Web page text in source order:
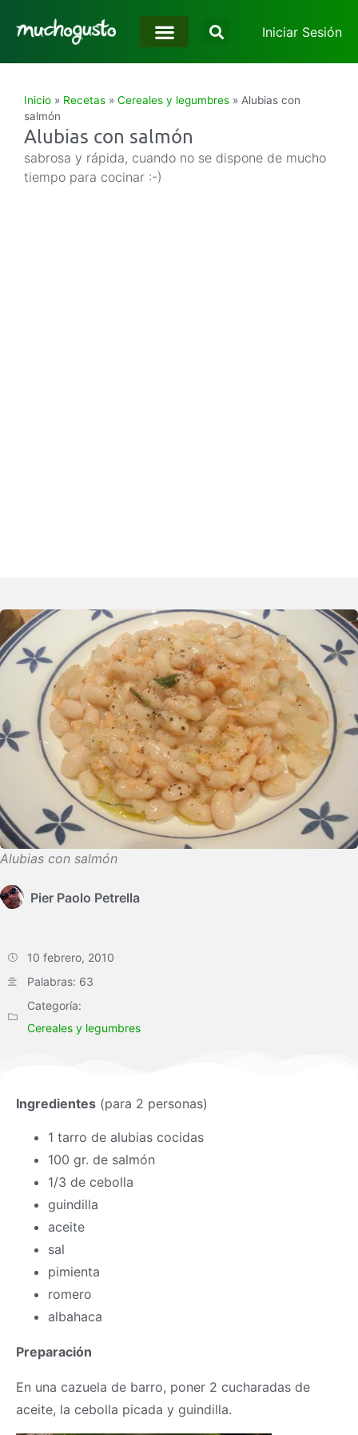
Iniciar Sesión
Inicio » Recetas » Cereales y legumbres » Alubias con
salmón
Alubias con salmón
sabrosa y rápida, cuando no se dispone de mucho
tiempo para cocinar :-)
Alubias con salmón
Pier Paolo Petrella
10 febrero, 2010
Palabras: 63
Categoría:
Cereales y legumbres
Ingredientes (para 2 personas)
1 tarro de alubias cocidas
100 gr. de salmón
1/3 de cebolla
guindilla
aceite
sal
pimienta
romero
albahaca
Preparación
En una cazuela de barro, poner 2 cucharadas de
aceite, la cebolla picada y guindilla.